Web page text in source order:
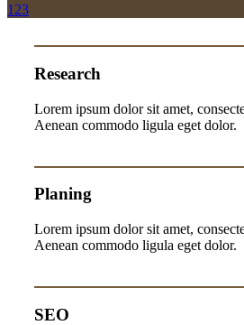
1 23
Research
Lorem ipsum dolor sit amet,
Aenean commodo ligula eget dolor.
Planing
Lorem ipsum dolor sit amet,
Aenean commodo ligula eget dolor.
SEO